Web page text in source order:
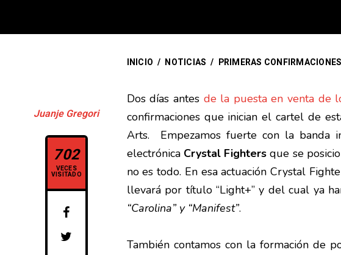
Juanje Gregori
702
VECES
VISITADO
INICIO / NOTICIAS / PRIMERAS
Dos días antes de la puesta en venta de
confirmaciones que inician el cartel de
Arts. Empezamos fuerte con la banda
electrónica Crystal Fighters que se
no es todo. En esa actuación Crystal
llevará por título “Light+” y del cual ya
“Carolina” y “Manifest”.
También contamos con la formación de